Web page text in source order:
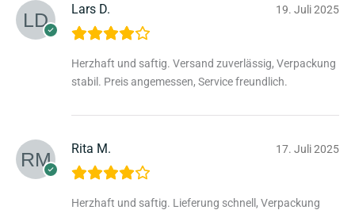
Lars D. 19. Juli 2025
Herzhaft und saftig. Versand zuverlässig, Verpackung
stabil. Preis angemessen, Service freundlich.
Rita M. 17. Juli 2025
Herzhaft und saftig. Lieferung schnell, Verpackung